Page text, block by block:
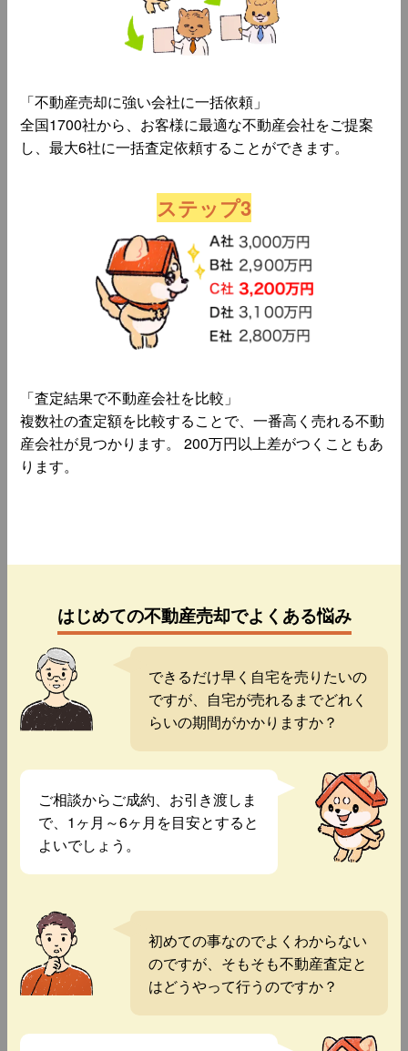
「不動産売却に強い会社に一括依頼」
全国1700社から、お客様に最適な不動産会社をご提案
し、最大6社に一括査定依頼することができます。
ステップ3
「査定結果で不動産会社を比較」
複数社の査定額を比較することで、一番高く売れる不動
産会社が見つかります。 200万円以上差がつくこともあ
ります。
はじめての不動産売却でよくある悩み
できるだけ早く自宅を売りたいの
ですが、自宅が売れるまでどれく
らいの期間がかかりますか？
ご相談からご成約、お引き渡しま
で、1ヶ月～6ヶ月を目安とすると
よいでしょう。
初めての事なのでよくわからない
のですが、そもそも不動産査定と
はどうやって行うのですか？